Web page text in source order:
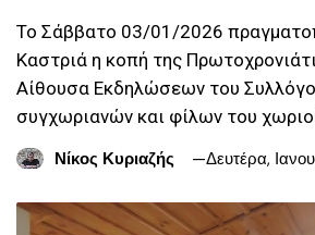
Το Σάββατο 03/01/2026
Καστριά η κοπή της
Αίθουσα Εκδηλώσεων του
συγχωριανών και φίλων του
Νίκος Κυριαζής
Δευτέρα,